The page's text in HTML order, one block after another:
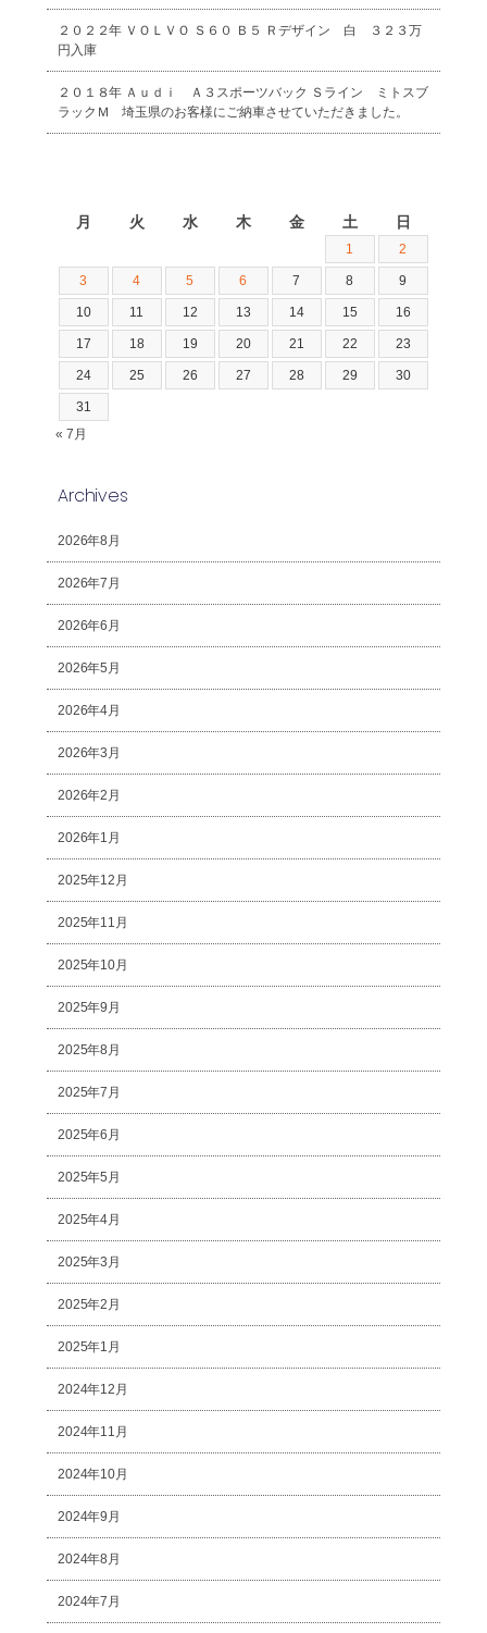
２０２２年 ＶＯＬＶＯ Ｓ６０ Ｂ５ Ｒデザイン 白 ３２３万
円入庫
２０１８年 Ａｕｄｉ Ａ３スポーツバック Ｓライン ミトスブ
ラックＭ 埼玉県のお客様にご納車させていただきました。
月 火 水 木 金 土 日
1 2
3 4 5 6 7 8 9
10 11 12 13 14 15 16
17 18 19 20 21 22 23
24 25 26 27 28 29 30
31
« 7月
Archives
2026年8月
2026年7月
2026年6月
2026年5月
2026年4月
2026年3月
2026年2月
2026年1月
2025年12月
2025年11月
2025年10月
2025年9月
2025年8月
2025年7月
2025年6月
2025年5月
2025年4月
2025年3月
2025年2月
2025年1月
2024年12月
2024年11月
2024年10月
2024年9月
2024年8月
2024年7月